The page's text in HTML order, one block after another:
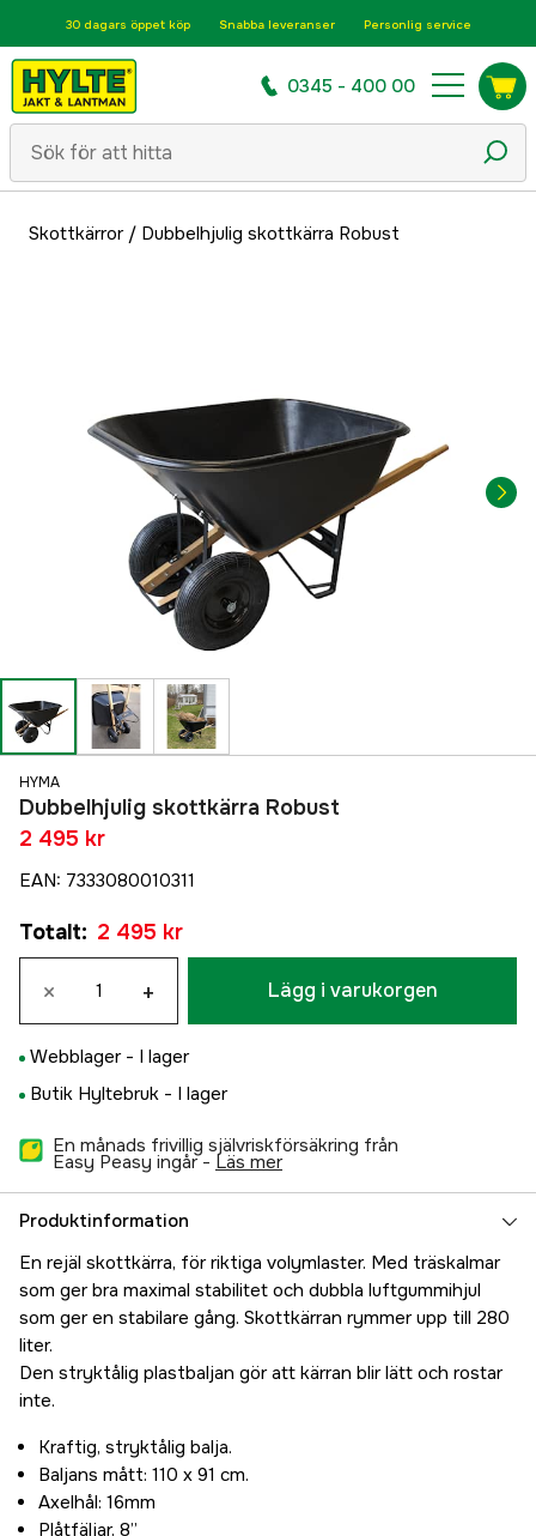
30 dagars öppet köp Snabba leveranser Personlig service
0345 - 400 00
Skottkärror/ Dubbelhjulig skottkärra Robust
HYMA
Dubbelhjulig skottkärra Robust
2 495 kr
EAN: 7333080010311
Totalt: 2 495 kr
× + Lägg i varukorgen
Webblager - I lager
Butik Hyltebruk - I lager
En månads frivillig självriskförsäkring från
Easy Peasy ingår - läs mer
Produktinformation
En rejäl skottkärra, för riktiga volymlaster. Med träskalmar
som ger bra maximal stabilitet och dubbla luftgummihjul
som ger en stabilare gång. Skottkärran rymmer upp till 280
liter.
Den stryktålig plastbaljan gör att kärran blir lätt och rostar
inte.
Kraftig, stryktålig balja.
Baljans mått: 110 x 91 cm.
Axelhål: 16mm
Plåtfäljar, 8”